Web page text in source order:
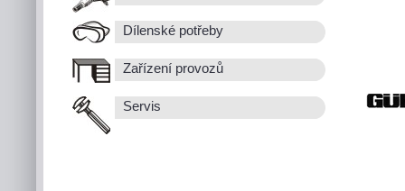
Dílenské potřeby
Zařízení provozů
Servis